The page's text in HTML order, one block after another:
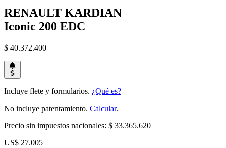
RENAULT KARDIAN
Iconic 200 EDC
$ 40.372.400
Incluye flete y formularios. ¿Qué es?
No incluye patentamiento. Calcular.
Precio sin impuestos nacionales: $ 33.365.620
US$ 27.005